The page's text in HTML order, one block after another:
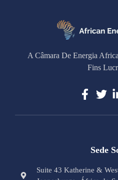
A Câmara De Energia
Fins
Sede
Suite 43 Katherine &